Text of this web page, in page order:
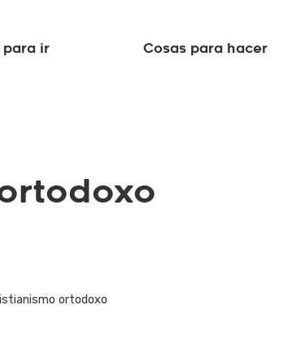
para ir Cosas para hacer
ortodoxo